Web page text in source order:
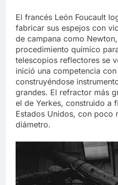
El francés León Foucault
fabricar sus espejos con
de campana como
procedimiento químico
telescopios reflectores se
inició una competencia
construyéndose
grandes. El refractor más
el de Yerkes, construido a
Estados Unidos, con poco
diámetro.